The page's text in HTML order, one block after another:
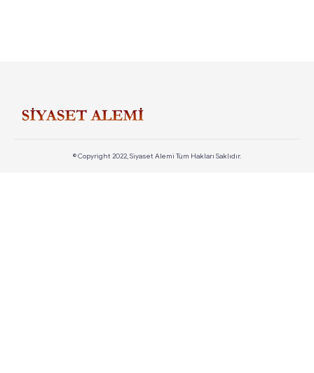
© Copyright 2022, Siyaset Alemi Tüm Hakları Saklıdır.